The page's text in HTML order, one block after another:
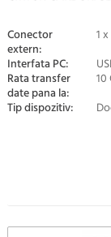
Conector
extern:
1
Interfata PC:
Rata transfer
date pana la:
10
Tip dispozitiv: